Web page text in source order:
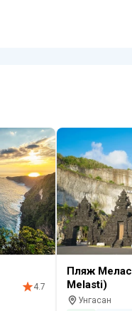
4.7
Пляж
Melasti)
Унгасан